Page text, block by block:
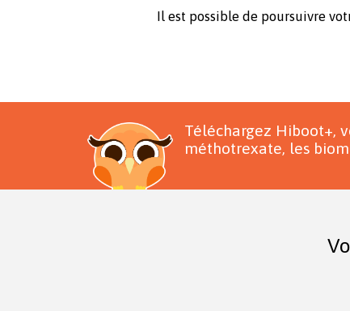
Il est possible de poursuivre
Téléchargez Hiboot+,
méthotrexate, les